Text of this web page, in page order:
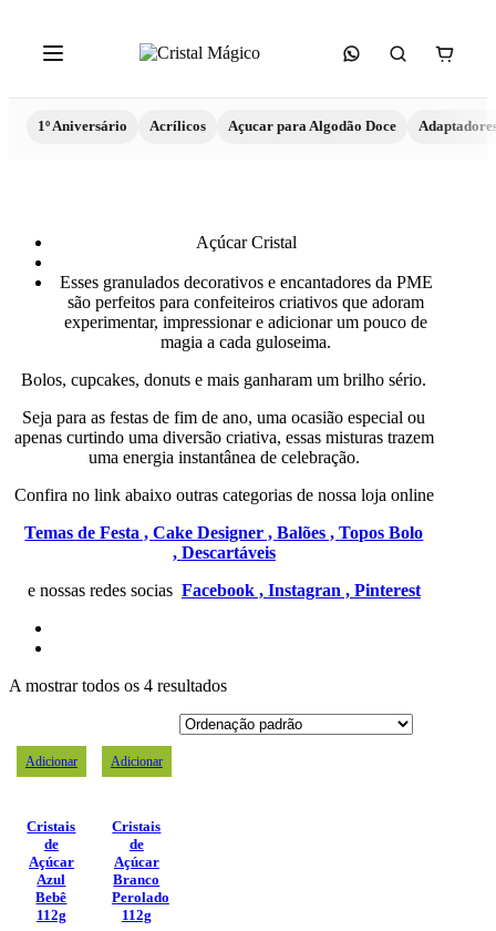
1º Aniversário Acrílicos Açucar para Algodão Doce
Açúcar Cristal
Esses granulados decorativos e encantadores da PME
são perfeitos para confeiteiros criativos que adoram
experimentar, impressionar e adicionar um pouco de
magia a cada guloseima.
Bolos, cupcakes, donuts e mais ganharam um brilho sério.
Seja para as festas de fim de ano, uma ocasião especial ou
apenas curtindo uma diversão criativa, essas misturas trazem
uma energia instantânea de celebração.
Confira no link abaixo outras categorias de nossa loja online
Temas de Festa ,Cake Designer ,Balões ,Topos Bolo
, Descartáveis
e nossas redes socias Facebook , Instagran , Pinterest
A mostrar todos os 4 resultados
Adicionar
Cristais
de
Açúcar
Azul
Bebê
112g
Adicionar
Cristais
de
Açúcar
Branco
Perolado
112g